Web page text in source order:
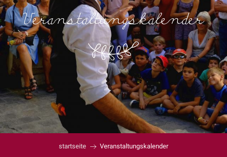
Veranstaltungskalender
startseite Veranstaltungskalender